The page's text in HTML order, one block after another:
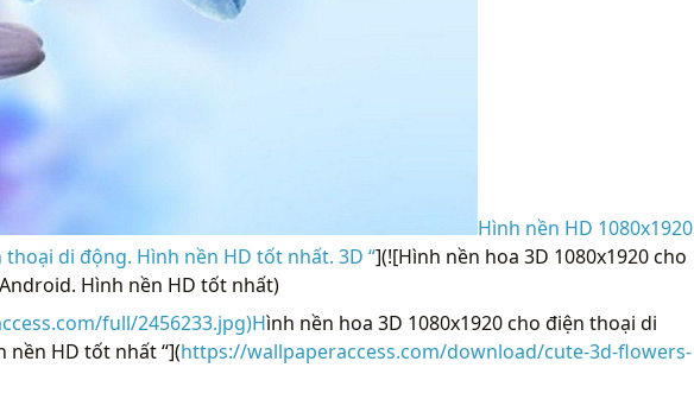
Hình nền HD 1080x1920
di động. Hình nền HD tốt nhất. 3D “](![Hình nền hoa 3D 1080x1920 cho
Hình nền HD tốt nhất)
full/2456233.jpg)Hình nền hoa 3D 1080x1920 cho điện thoại di
nền HD tốt nhất “](https://wallpaperaccess.com/download/cute-3d-flowers-